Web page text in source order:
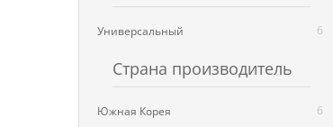
Универсальный 6
Страна производитель
Южная Корея 6